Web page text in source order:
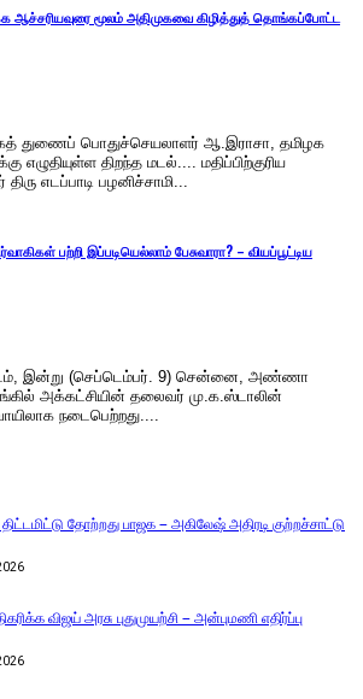
ஆச்சரியவுரை மூலம் அதிமுகவை கிழித்துத் தொங்கப்போட்ட
துணைப் பொதுச்செயலாளர் ஆ.இராசா, தமிழக
எழுதியுள்ள திறந்த மடல்.... மதிப்பிற்குரிய
எடப்பாடி பழனிச்சாமி...
பற்றி இப்படியெல்லாம் பேசுவாரா? – வியப்பூட்டிய
இன்று (செப்டெம்பர். 9) சென்னை, அண்ணா
அக்கட்சியின் தலைவர் மு.க.ஸ்டாலின்
நடைபெற்றது....
தோற்றது பாஜக – அகிலேஷ் அதிரடி குற்றச்சாட்டு
விஜய் அரசு புதுமுயற்சி – அன்புமணி எதிர்ப்பு